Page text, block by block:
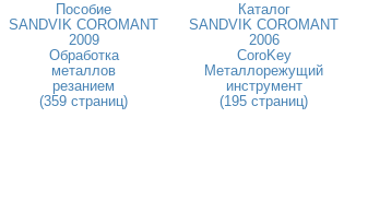
Пособие
SANDVIK COROMANT
2009
Обработка
металлов
резанием
(359 страниц)
Каталог
SANDVIK COROMANT
2006
CoroKey
Металлорежущий
инструмент
(195 страниц)